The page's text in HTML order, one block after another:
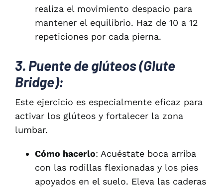
realiza el movimiento despacio para
mantener el equilibrio. Haz de 10 a 12
repeticiones por cada pierna.
3. Puente de glúteos (Glute
Bridge):
Este ejercicio es especialmente eficaz para
activar los glúteos y fortalecer la zona
lumbar.
Cómo hacerlo: Acuéstate boca arriba
con las rodillas flexionadas y los pies
apoyados en el suelo. Eleva las caderas